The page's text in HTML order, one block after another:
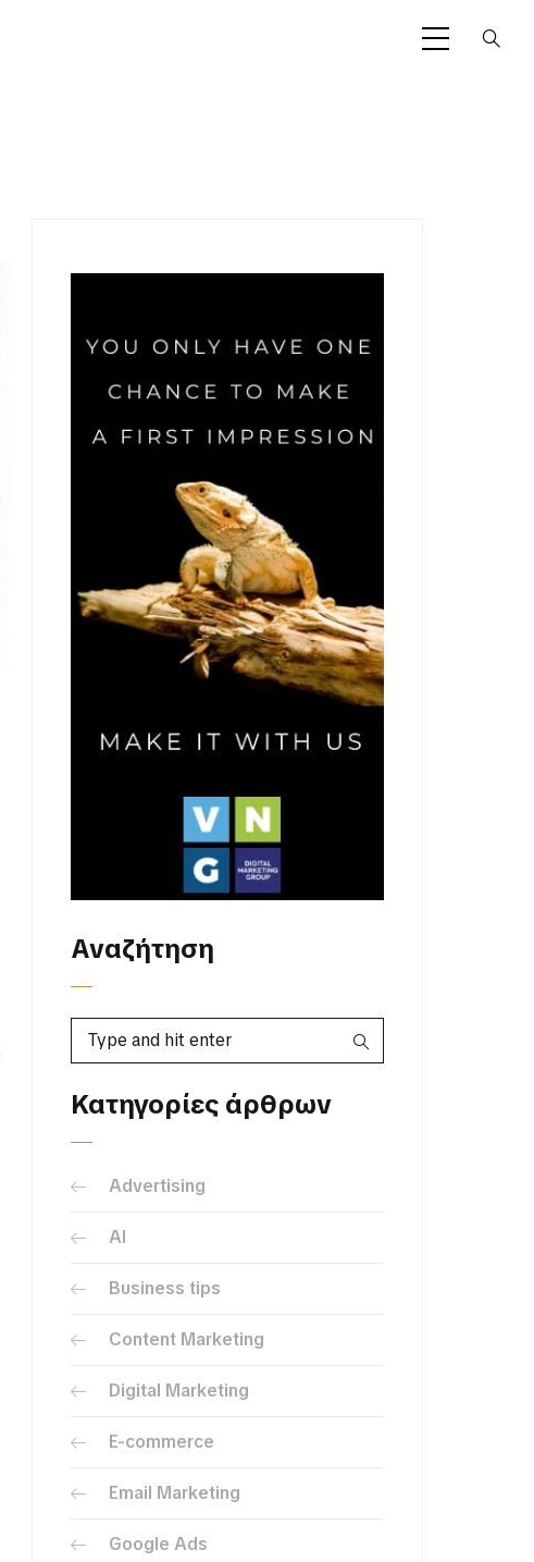
Αναζήτηση
Κατηγορίες άρθρων
Advertising
AI
Business tips
Content Marketing
Digital Marketing
E-commerce
Email Marketing
Google Ads